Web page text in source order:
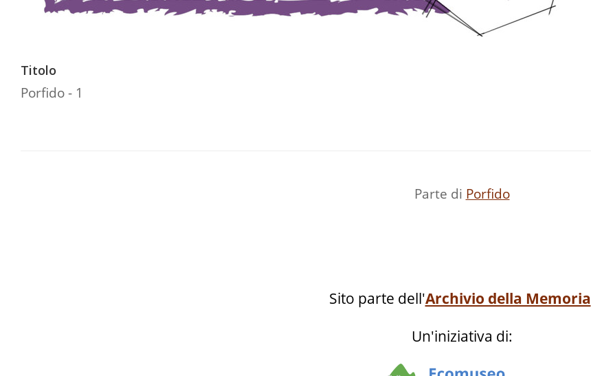
Titolo
Porfido - 1
Parte di Porfido
Sito parte dell'Archivio della Memoria
Un'iniziativa di: